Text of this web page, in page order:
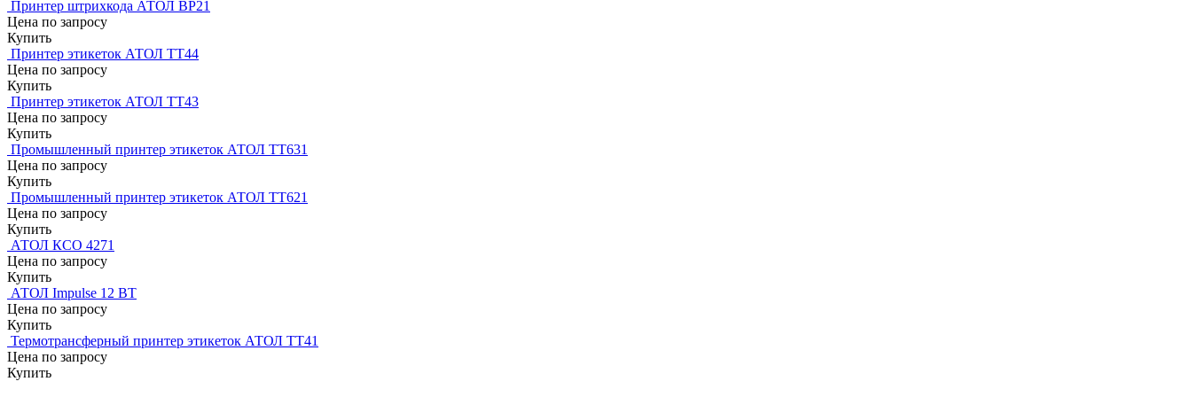
Принтер штрихкода АТОЛ BP21
Цена по запросу
Купить
Принтер этикеток АТОЛ ТТ44
Цена по запросу
Купить
Принтер этикеток АТОЛ ТТ43
Цена по запросу
Купить
Промышленный принтер этикеток АТОЛ ТТ631
Цена по запросу
Купить
Промышленный принтер этикеток АТОЛ ТТ621
Цена по запросу
Купить
АТОЛ КСО 4271
Цена по запросу
Купить
АТОЛ Impulse 12 BT
Цена по запросу
Купить
Термотрансферный принтер этикеток АТОЛ TT41
Цена по запросу
Купить